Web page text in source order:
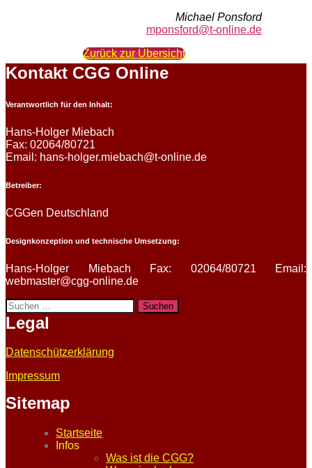
Michael Ponsford
mponsford@t-online.de
Zurück zur Übersicht
Kontakt CGG Online
Verantwortlich für den Inhalt:
Hans-Holger Miebach
Fax: 02064/80721
Email: hans-holger.miebach@t-online.de
Betreiber:
CGGen Deutschland
Designkonzeption und technische Umsetzung:
Hans-Holger Miebach Fax: 02064/80721 Email:
webmaster@cgg-online.de
Suchen
nach:
Legal
Datenschützerklärung
Impressum
Sitemap
Startseite
Infos
Was ist die CGG?